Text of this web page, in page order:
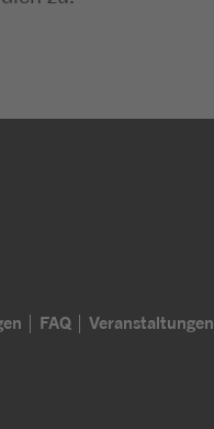
FAQ Veranstaltungen